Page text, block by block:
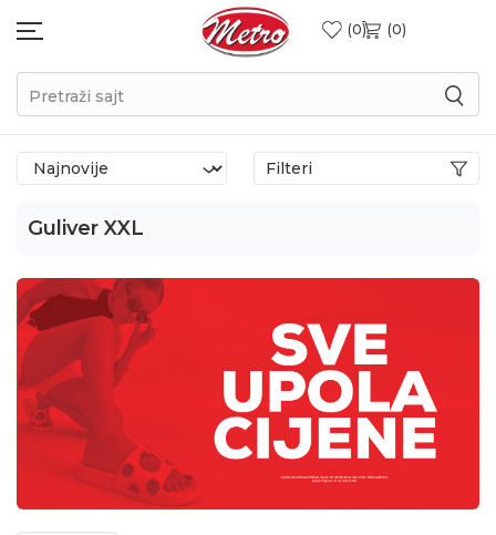
0 0
Pretraži sajt
Guliver XXL
Filteri